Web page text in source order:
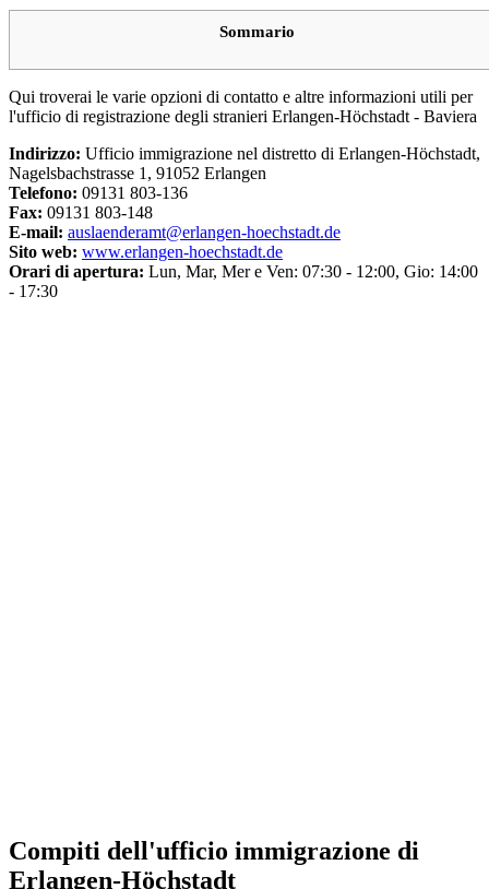
Sommario
Qui troverai le varie opzioni di contatto e altre informazioni utili per
l'ufficio di registrazione degli stranieri Erlangen-Höchstadt - Baviera
Indirizzo: Ufficio immigrazione nel distretto di Erlangen-Höchstadt,
Nagelsbachstrasse 1, 91052 Erlangen
Telefono: 09131 803-136
Fax: 09131 803-148
E-mail: auslaenderamt@erlangen-hoechstadt.de
Sito web: www.erlangen-hoechstadt.de
Orari di apertura: Lun, Mar, Mer e Ven: 07:30 - 12:00, Gio: 14:00
- 17:30
Compiti dell'ufficio immigrazione di
Erlangen-Höchstadt